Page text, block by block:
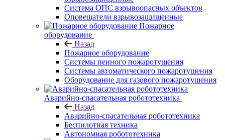
Система ОПС взрывоопасных объектов
Оповещатели взрывозащищенные
Пожарное
оборудование
Назад
Пожарное оборудование
Системы пенного пожаротушения
Системы автоматического пожаротушения
Оборудование для газового пожаротушения
Аварийно-спасательная робототехника
Назад
Аварийно-спасательная робототехника
Беспилотная техника
Автономная робототехника